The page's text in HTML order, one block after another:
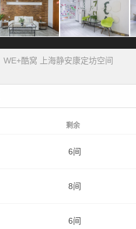
WE+酷窝 上海静安康定坊空间
剩余
6间
8间
6间